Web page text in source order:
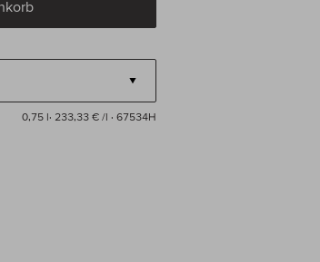
0,75 l· 233,33 € /l · 67534H